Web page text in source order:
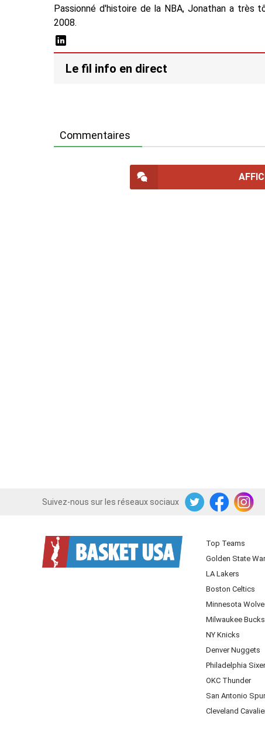
Passionné d'histoire de la NBA, Jonathan a très
2008.
Le fil info en direct
Commentaires
Suivez-nous sur les réseaux sociaux
TwitterFacebookInstagram
Top Teams
Golden State
LA Lakers
Boston Celtics
Minnesota
Milwaukee Bucks
NY Knicks
Denver Nuggets
Philadelphia
OKC Thunder
San Antonio
Cleveland